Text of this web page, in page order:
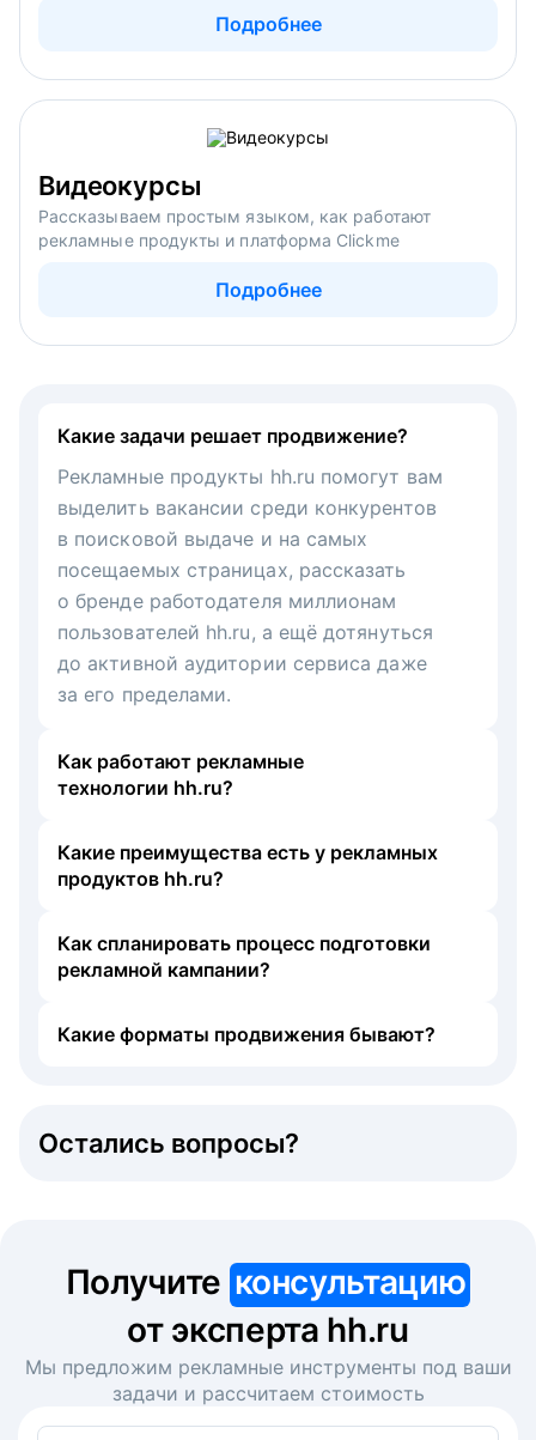
Подробнее
Видеокурсы
Рассказываем простым языком, как работают
рекламные продукты и платформа Clickme
Подробнее
Какие задачи решает продвижение?
Рекламные продукты hh.ru помогут вам
выделить вакансии среди конкурентов
в поисковой выдаче и на самых
посещаемых страницах, рассказать
о бренде работодателя миллионам
пользователей hh.ru, а ещё дотянуться
до активной аудитории сервиса даже
за его пределами.
Как работают рекламные
технологии hh.ru?
Какие преимущества есть у рекламных
продуктов hh.ru?
Как спланировать процесс подготовки
рекламной кампании?
Какие форматы продвижения бывают?
Остались вопросы?
Получите консультацию
от эксперта hh.ru
Мы предложим рекламные инструменты под ваши
задачи и рассчитаем стоимость